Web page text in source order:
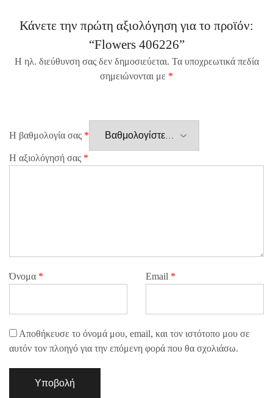
Κάνετε την πρώτη αξιολόγηση για το προϊόν:
“Flowers 406226”
Η ηλ. διεύθυνση σας δεν δημοσιεύεται. Τα υποχρεωτικά πεδία
σημειώνονται με *
Η βαθμολογία σας *
Η αξιολόγησή σας *
Όνομα * Email *
Αποθήκευσε το όνομά μου, email, και τον ιστότοπο μου σε
αυτόν τον πλοηγό για την επόμενη φορά που θα σχολιάσω.